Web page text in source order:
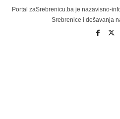
Portal zaSrebrenicu.ba je nazavisno-
Srebrenice i dešavanja